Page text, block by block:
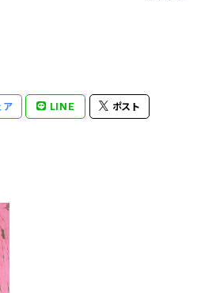
ア LINE ポスト